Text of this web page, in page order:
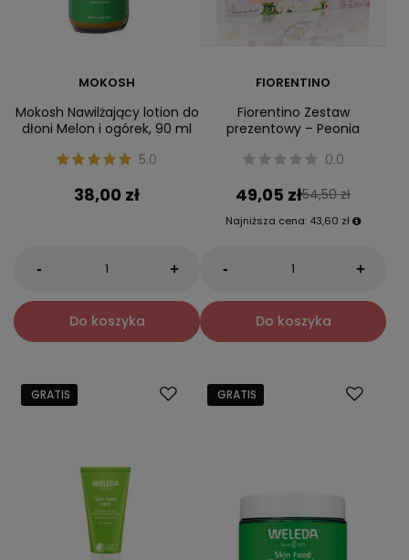
MOKOSH
Mokosh Nawilżający lotion do
dłoni Melon i ogórek, 90 ml
5.0
38,00 zł
- +
Do koszyka
FIORENTINO
Fiorentino Zestaw
prezentowy – Peonia
0.0
49,05 zł54,50 zł
Najniższa cena: 43,60 zł
- +
Do koszyka
GRATIS GRATIS